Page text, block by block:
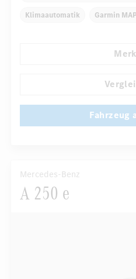
Klimaautomatik Garmin
Automatisch abblendende
Fahrzeug
Mercedes-Benz
A 250 e